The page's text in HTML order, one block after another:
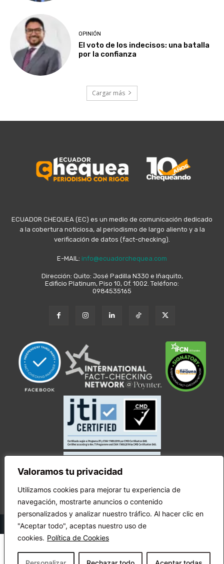
Valoramos tu privacidad
Utilizamos cookies para mejorar tu experiencia de
navegación, mostrarte anuncios o contenido
personalizados y analizar nuestro tráfico. Al hacer clic en
"Aceptar todo", aceptas nuestro uso de
cookies. Política de Cookies
OPINIÓN
El voto de los indecisos: una batalla
por la confianza
Cargar más
ECUADOR CHEQUEA (EC) es un medio de comunicación dedicado
a la cobertura noticiosa, al periodismo de largo aliento y a la
verificación de datos (fact-checking).
E-MAIL: info@ecuadorchequea.com
Dirección: Quito: José Padilla N330 e Iñaquito,
Edificio Platinum, Piso 10, Of. 1002. Teléfono:
0984535165
© Copyright Ecuador Chequea 2025.